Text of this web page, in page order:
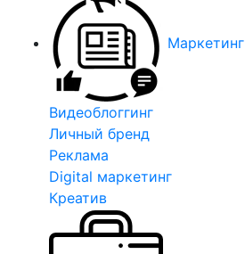
Маркетинг
Видеоблоггинг
Личный бренд
Реклама
Digital маркетинг
Креатив